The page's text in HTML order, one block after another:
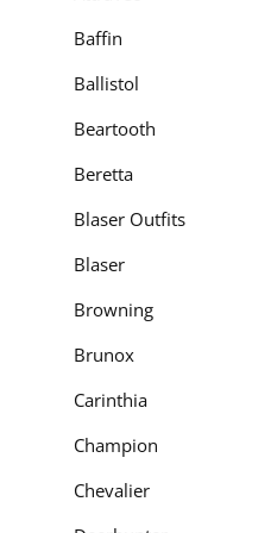
Baffin
Ballistol
Beartooth
Beretta
Blaser Outfits
Blaser
Browning
Brunox
Carinthia
Champion
Chevalier